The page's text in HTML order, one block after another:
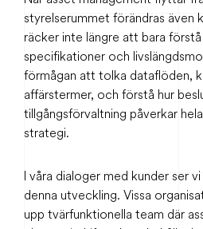
styrelserummet förändras även
räcker inte längre att bara
specifikationer och
förmågan att tolka dataflöden,
affärstermer, och förstå hur
tillgångsförvaltning påverkar
strategi.
I våra dialoger med kunder ser
denna utveckling. Vissa
upp tvärfunktionella team där